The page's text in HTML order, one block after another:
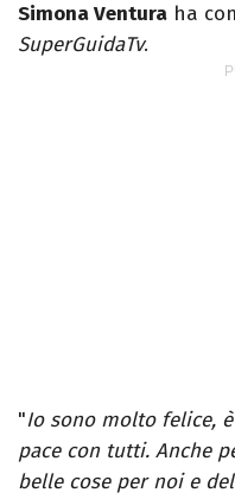
Simona Ventura ha
SuperGuidaTv.
"Io sono molto felice,
pace con tutti. Anche
belle cose per noi e